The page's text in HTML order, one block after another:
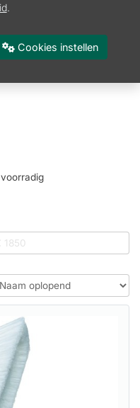
.
Cookies instellen